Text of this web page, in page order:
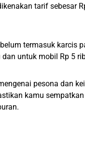
tarif sebesar
termasuk karcis
dan untuk mobil Rp 5
pesona dan
kamu